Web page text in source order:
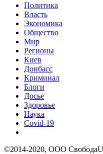
Политика
Власть
Экономика
Общество
Мир
Регионы
Киев
Донбасс
Криминал
Блоги
Досье
Здоровье
Наука
Covid-19
©2014-2020, ООО